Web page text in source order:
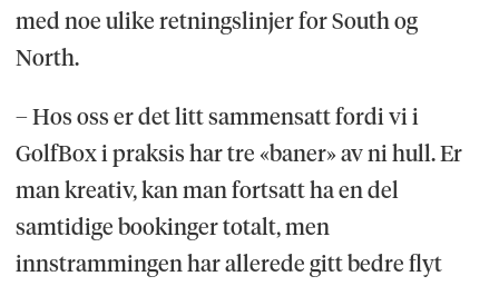
med noe ulike retningslinjer for South og
North.
– Hos oss er det litt sammensatt fordi vi i
GolfBox i praksis har tre «baner» av ni hull. Er
man kreativ, kan man fortsatt ha en del
samtidige bookinger totalt, men
innstrammingen har allerede gitt bedre flyt